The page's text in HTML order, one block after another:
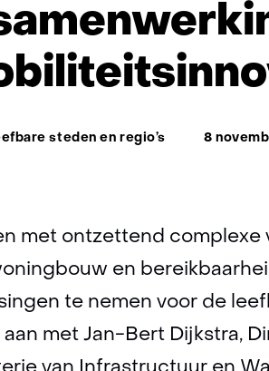
steden en regio’s 8
met ontzettend complexe
en
te nemen voor de
met Jan-Bert Dijkstra,